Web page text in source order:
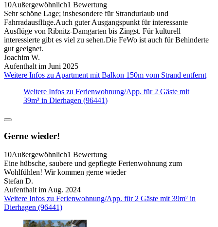
10Außergewöhnlich1 Bewertung
Sehr schöne Lage; insbesondere für Strandurlaub und
Fahrradausflüge.Auch guter Ausgangspunkt für interessante
Ausflüge von Ribnitz-Damgarten bis Zingst. Für kulturell
interessierte gibt es viel zu sehen.Die FeWo ist auch für Behinderte
gut geeignet.
Joachim W.
Aufenthalt im Juni 2025
Weitere Infos zu Apartment mit Balkon 150m vom Strand entfernt
Weitere Infos zu Ferienwohnung/App. für 2 Gäste mit
39m² in Dierhagen (96441)
Gerne wieder!
10Außergewöhnlich1 Bewertung
Eine hübsche, saubere und gepflegte Ferienwohnung zum
Wohlfühlen! Wir kommen gerne wieder
Stefan D.
Aufenthalt im Aug. 2024
Weitere Infos zu Ferienwohnung/App. für 2 Gäste mit 39m² in
Dierhagen (96441)